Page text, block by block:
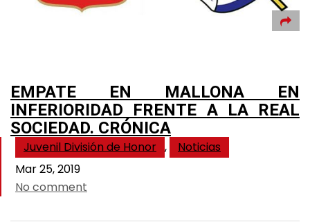
EMPATE EN MALLONA EN
INFERIORIDAD FRENTE A LA REAL
SOCIEDAD. CRÓNICA
Juvenil División de Honor ,
Noticias
Mar 25, 2019
No comment